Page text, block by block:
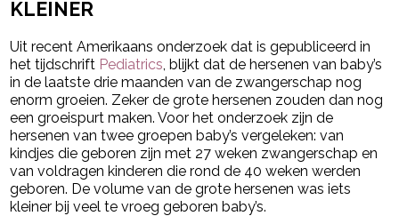
KLEINER
Uit recent Amerikaans onderzoek dat is gepubliceerd in
het tijdschrift Pediatrics , blijkt dat de hersenen van baby’s
in de laatste drie maanden van de zwangerschap nog
enorm groeien. Zeker de grote hersenen zouden dan nog
een groeispurt maken. Voor het onderzoek zijn de
hersenen van twee groepen baby’s vergeleken: van
kindjes die geboren zijn met 27 weken zwangerschap en
van voldragen kinderen die rond de 40 weken werden
geboren. De volume van de grote hersenen was iets
kleiner bij veel te vroeg geboren baby’s.